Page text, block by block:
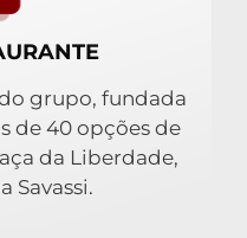
grupo, fundada
de 40 opções de
da Liberdade,
Savassi.